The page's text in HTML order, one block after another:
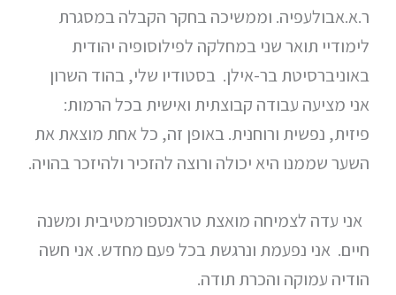
ר.א.אבולעפיה. וממשיכה בחקר הקבלה במסגרת
לימודיי תואר שני במחלקה לפילוסופיה יהודית
באוניברסיטת בר-אילן. בסטודיו שלי, בהוד השרון
אני מציעה עבודה קבוצתית ואישית בכל הרמות:
פיזית, נפשית ורוחנית. באופן זה, כל אחת מוצאת את
השער שממנו היא יכולה ורוצה להזכיר ולהיזכר בהויה.
אני עדה לצמיחה מואצת טראנספורמטיבית ומשנה
חיים. אני נפעמת ונרגשת בכל פעם מחדש. אני חשה
הודיה עמוקה והכרת תודה.